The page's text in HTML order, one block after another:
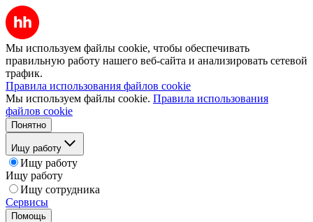
Мы используем файлы cookie, чтобы обеспечивать
правильную работу нашего веб-сайта и анализировать сетевой
трафик.
Правила использования файлов cookie
Мы используем файлы cookie. Правила использования
файлов cookie
Понятно
Ищу работу
Ищу работу
Ищу работу
Ищу сотрудника
Сервисы
Помощь